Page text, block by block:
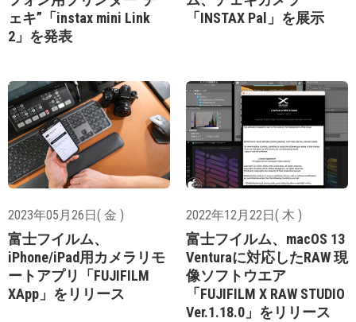
ェキ”「instax mini Link
2」を発表
「INSTAX Pal」を展示
2023年05月26日( 金 )
富士フイルム、
iPhone/iPad用カメラリモ
ートアプリ「FUJIFILM
XApp」をリリース
2022年12月22日( 木 )
富士フイルム、macOS 13
Venturaに対応したRAW 現
像ソフトウエア
「FUJIFILM X RAW STUDIO
Ver.1.18.0」をリリース